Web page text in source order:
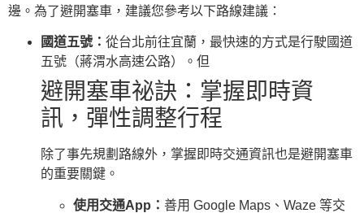
邊。為了避開塞車，建議您參考以下路線建議：
國道五號： 從台北前往宜蘭，最快速的方式是行駛國道
五號（蔣渭水高速公路）。但
避開塞車祕訣：掌握即時資
訊，彈性調整行程
除了事先規劃路線外，掌握即時交通資訊也是避開塞車
的重要關鍵。
使用交通App： 善用 Google Maps、Waze 等交